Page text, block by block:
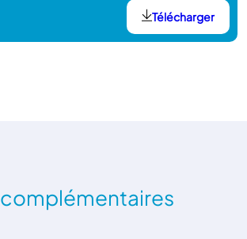
Télécharger
complémentaires